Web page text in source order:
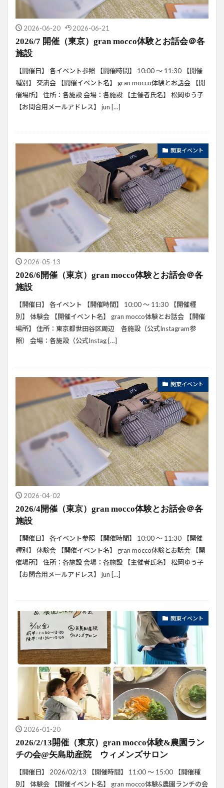
2026-06-20 2026-06-21
2026/7 開催（東京）gran mocco体験とお話会＠各
施設
【開催日】 各イベント参照 【開催時間】 10:00 ～ 11:30 【開催
種別】 交流会 【開催イベント名】 gran mocco体験とお話会 【開
催場所】 住所：各施設 会場：各施設 【主催者氏名】 松岡ゆう子
【お問合用メールアドレス】 jun […]
関東イベント
2026-05-13
2026/6開催（東京）gran mocco体験とお話会＠各
施設
【開催日】 各イベント 【開催時間】 10:00 ～ 11:30 【開催種
別】 体験会 【開催イベント名】 gran mocco体験とお話会 【開催
場所】 住所：東京都世田谷区周辺 各施設（公式Instagram参
照） 会場：各施設（公式Instag […]
関東イベント
2026-04-02
2026/4開催（東京）gran mocco体験とお話会＠各
施設
【開催日】 各イベント参照 【開催時間】 10:00 ～ 11:30 【開催
種別】 体験会 【開催イベント名】 gran mocco体験とお話会 【開
催場所】 住所：各施設 会場：各施設 【主催者氏名】 松岡ゆう子
【お問合用メールアドレス】 jun […]
関東イベント
2026-01-20
2026/2/13開催（東京）gran mocco体験&農園ラン
チの会@矢島助産院 ウィメンズサロン
【開催日】 2026/02/13 【開催時間】 11:00 ～ 15:00 【開催種
別】 体験会 【開催イベント名】 gran mocco体験&農園ランチの会